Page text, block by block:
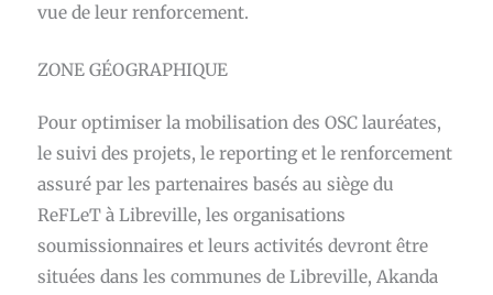
vue de leur renforcement.
ZONE GÉOGRAPHIQUE
Pour optimiser la mobilisation des OSC lauréates,
le suivi des projets, le reporting et le renforcement
assuré par les partenaires basés au siège du
ReFLeT à Libreville, les organisations
soumissionnaires et leurs activités devront être
situées dans les communes de Libreville, Akanda